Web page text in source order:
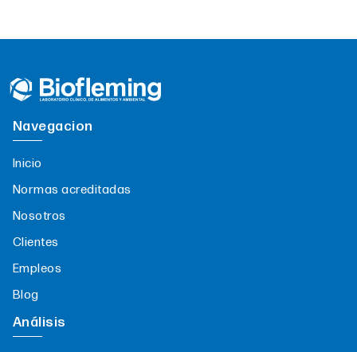
Navegacion
Inicio
Normas acreditadas
Nosotros
Clientes
Empleos
Blog
Análisis